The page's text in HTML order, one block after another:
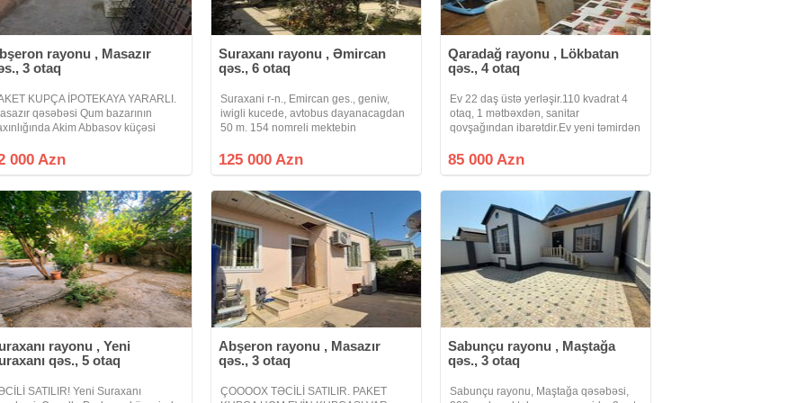
rayonu , Masazır
3 otaq
KUPÇA İPOTEKAYA YARARLI.
qəsəbəsi Qum bazarının
Akim Abbasov küçəsi
sanitar qovşağı yerləşir qaz su
000 Azn
Suraxanı rayonu , Əmircan
qəs., 6 otaq
Suraxani r-n., Emircan ges., geniw,
iwigli kucede, avtobus dayanacagdan
50 m. 154 nomreli mektebin
sahesi 140 kv.m. 6 otagli, 2 mertebeli
125 000 Azn
Qaradağ rayonu , Lökbatan
qəs., 4 otaq
Ev 22 daş üstə yerləşir.110 kvadrat 4
otaq, 1 mətbəxdən, sanitar
qovşağından ibarətdir.Ev yeni təmirdən
təmir olunub, sayğaclar quraşdırılıb.Evi
85 000 Azn
rayonu , Yeni
qəs., 5 otaq
SATILIR! Yeni Suraxanı
Abşeron rayonu , Masazır
qəs., 3 otaq
ÇOOOOX TƏCİLİ SATILIR. PAKET
Sabunçu rayonu , Maştağa
qəs., 3 otaq
Sabunçu rayonu, Maştağa qəsəbəsi,